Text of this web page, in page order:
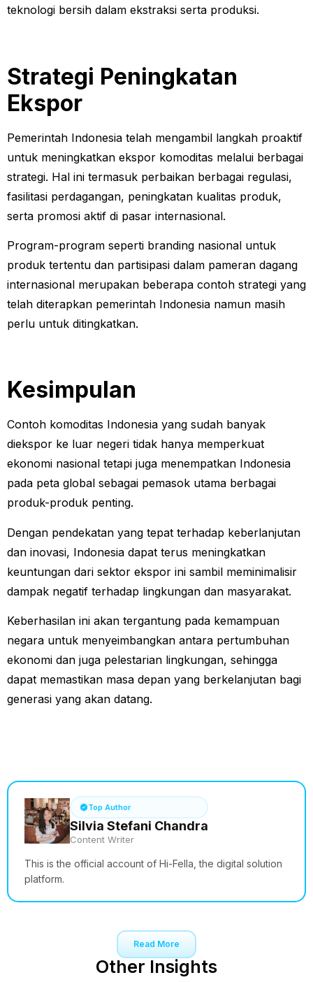
teknologi bersih dalam ekstraksi serta produksi.
Strategi Peningkatan
Ekspor
Pemerintah Indonesia telah mengambil langkah proaktif
untuk meningkatkan ekspor komoditas melalui berbagai
strategi. Hal ini termasuk perbaikan berbagai regulasi,
fasilitasi perdagangan, peningkatan kualitas produk,
serta promosi aktif di pasar internasional.
Program-program seperti branding nasional untuk
produk tertentu dan partisipasi dalam pameran dagang
internasional merupakan beberapa contoh strategi yang
telah diterapkan pemerintah Indonesia namun masih
perlu untuk ditingkatkan.
Kesimpulan
Contoh komoditas Indonesia yang sudah banyak
diekspor ke luar negeri tidak hanya memperkuat
ekonomi nasional tetapi juga menempatkan Indonesia
pada peta global sebagai pemasok utama berbagai
produk-produk penting.
Dengan pendekatan yang tepat terhadap keberlanjutan
dan inovasi, Indonesia dapat terus meningkatkan
keuntungan dari sektor ekspor ini sambil meminimalisir
dampak negatif terhadap lingkungan dan masyarakat.
Keberhasilan ini akan tergantung pada kemampuan
negara untuk menyeimbangkan antara pertumbuhan
ekonomi dan juga pelestarian lingkungan, sehingga
dapat memastikan masa depan yang berkelanjutan bagi
generasi yang akan datang.
Top Author
Silvia Stefani Chandra
Content Writer
This is the official account of Hi-Fella, the digital solution
platform.
Read More
Other Insights